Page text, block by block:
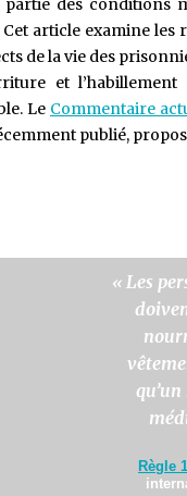
partie des conditions
article examine les
de la vie des
et
Le Commentaire
publié,
« Les
Règle